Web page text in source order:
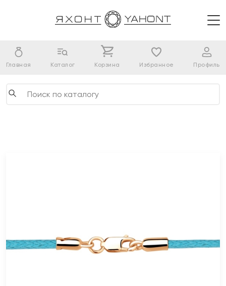
Главная Каталог Корзина Избранное Профиль